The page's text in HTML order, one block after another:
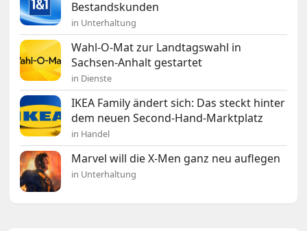
Bestandskunden
in Unterhaltung
Wahl-O-Mat zur Landtagswahl in
Sachsen-Anhalt gestartet
in Dienste
IKEA Family ändert sich: Das steckt hinter
dem neuen Second-Hand-Marktplatz
in Handel
Marvel will die X-Men ganz neu auflegen
in Unterhaltung